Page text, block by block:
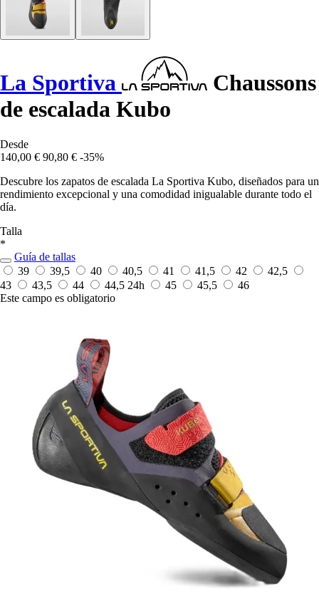
La Sportiva
Chaussons
de escalada Kubo
Desde
140,00 € 90,80 € -35%
Descubre los zapatos de escalada La Sportiva Kubo, diseñados para un
rendimiento excepcional y una comodidad inigualable durante todo el
día.
Talla
*
Guía de tallas
39
39,5 40 40,5 41 41,5 42
42,5
43
43,5 44 44,5 24h 45 45,5
46
Este campo es obligatorio